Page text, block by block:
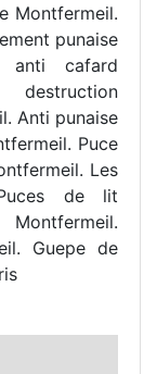
Montfermeil.
punaise
anti cafard
destruction
Anti punaise
Puce
Les
de lit
Guepe de